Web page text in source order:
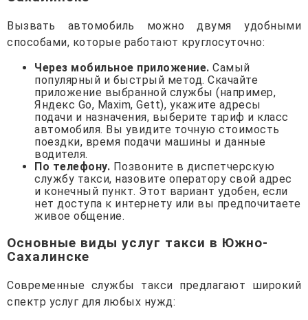
Вызвать автомобиль можно двумя удобными
способами, которые работают круглосуточно:
Через мобильное приложение. Самый
популярный и быстрый метод. Скачайте
приложение выбранной службы (например,
Яндекс Go, Maxim, Gett), укажите адресы
подачи и назначения, выберите тариф и класс
автомобиля. Вы увидите точную стоимость
поездки, время подачи машины и данные
водителя.
По телефону. Позвоните в диспетчерскую
службу такси, назовите оператору свой адрес
и конечный пункт. Этот вариант удобен, если
нет доступа к интернету или вы предпочитаете
живое общение.
Основные виды услуг такси в Южно-
Сахалинске
Современные службы такси предлагают широкий
спектр услуг для любых нужд: